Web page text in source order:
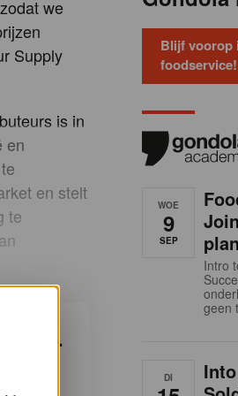
we
Supply
is in
en
en stelt
te
Blijf voorop
foodservice!
WOE
9
SEP
Intro
geen
DI